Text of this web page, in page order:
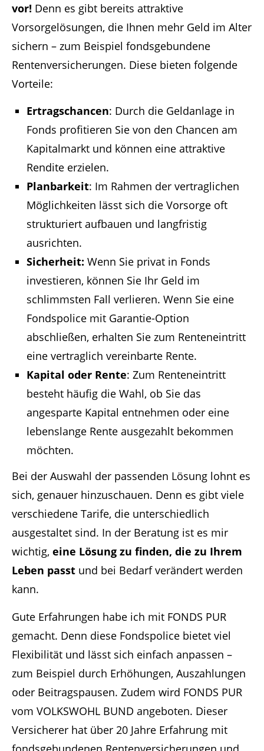
vor! Denn es gibt bereits attraktive
Vorsorgelösungen, die Ihnen mehr Geld im Alter
sichern – zum Beispiel fondsgebundene
Rentenversicherungen. Diese bieten folgende
Vorteile:
Ertragschancen: Durch die Geldanlage in
Fonds profitieren Sie von den Chancen am
Kapitalmarkt und können eine attraktive
Rendite erzielen.
Planbarkeit: Im Rahmen der vertraglichen
Möglichkeiten lässt sich die Vorsorge oft
strukturiert aufbauen und langfristig
ausrichten.
Sicherheit: Wenn Sie privat in Fonds
investieren, können Sie Ihr Geld im
schlimmsten Fall verlieren. Wenn Sie eine
Fondspolice mit Garantie-Option
abschließen, erhalten Sie zum Renteneintritt
eine vertraglich vereinbarte Rente.
Kapital oder Rente: Zum Renteneintritt
besteht häufig die Wahl, ob Sie das
angesparte Kapital entnehmen oder eine
lebenslange Rente ausgezahlt bekommen
möchten.
Bei der Auswahl der passenden Lösung lohnt es
sich, genauer hinzuschauen. Denn es gibt viele
verschiedene Tarife, die unterschiedlich
ausgestaltet sind. In der Beratung ist es mir
wichtig, eine Lösung zu finden, die zu Ihrem
Leben passt und bei Bedarf verändert werden
kann.
Gute Erfahrungen habe ich mit FONDS PUR
gemacht. Denn diese Fondspolice bietet viel
Flexibilität und lässt sich einfach anpassen –
zum Beispiel durch Erhöhungen, Auszahlungen
oder Beitragspausen. Zudem wird FONDS PUR
vom VOLKSWOHL BUND angeboten. Dieser
Versicherer hat über 20 Jahre Erfahrung mit